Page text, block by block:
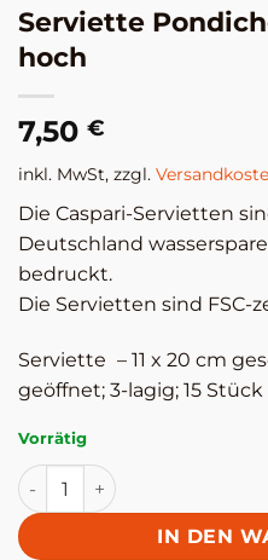
Serviette
hoch
7,50 €
inkl. MwSt, zzgl.
Die Caspari-Servietten
Deutschland
bedruckt.
Die Servietten sind FSC-
Serviette – 11 x 20 cm
geöffnet; 3-lagig; 15 Stück
Vorrätig
Serviette Pondicherry
IN DEN